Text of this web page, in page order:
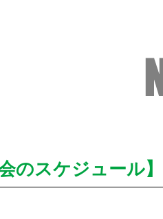
のスケジュール